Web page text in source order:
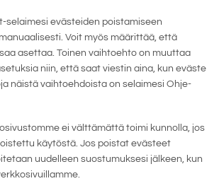
selaimesi evästeiden poistamiseen
Voit myös määrittää, että
asettaa. Toinen vaihtoehto on muuttaa
niin, että saat viestin aina, kun eväste
näistä vaihtoehdoista on selaimesi Ohje-
ei välttämättä toimi kunnolla, jos
käytöstä. Jos poistat evästeet
uudelleen suostumuksesi jälkeen, kun